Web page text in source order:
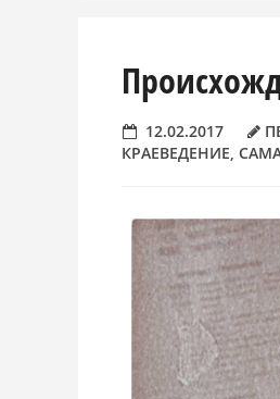
12.02.2017
КРАЕВЕДЕНИЕ,